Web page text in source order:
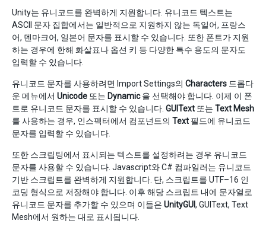
Unity는 유니코드를 완벽하게 지원합니다. 유니코드 텍스트는
ASCII 문자 집합에서는 일반적으로 지원하지 않는 독일어, 프랑스
어, 덴마크어, 일본어 문자를 표시할 수 있습니다. 또한 폰트가 지원
하는 경우에 한해 화살표나 옵션 키 등 다양한 특수 용도의 문자도
입력할 수 있습니다.
유니코드 문자를 사용하려면 Import Settings의 Characters 드롭다
운 메뉴에서 Unicode 또는 Dynamic을 선택해야 합니다. 이제 이 폰
트로 유니코드 문자를 표시할 수 있습니다. GUIText 또는 Text Mesh
를 사용하는 경우, 인스펙터에서 컴포넌트의 Text 필드에 유니코드
문자를 입력할 수 있습니다.
또한 스크립팅에서 표시되는 텍스트를 설정하려는 경우 유니코드
문자를 사용할 수 있습니다. Javascript와 C# 컴파일러는 유니코드
기반 스크립트를 완벽하게 지원합니다. 단, 스크립트를 UTF–16 인
코딩 형식으로 저장해야 합니다. 이후 해당 스크립트 내에 문자열로
유니코드 문자를 추가할 수 있으며 이들은 UnityGUI, GUIText, Text
Mesh에서 원하는 대로 표시됩니다.